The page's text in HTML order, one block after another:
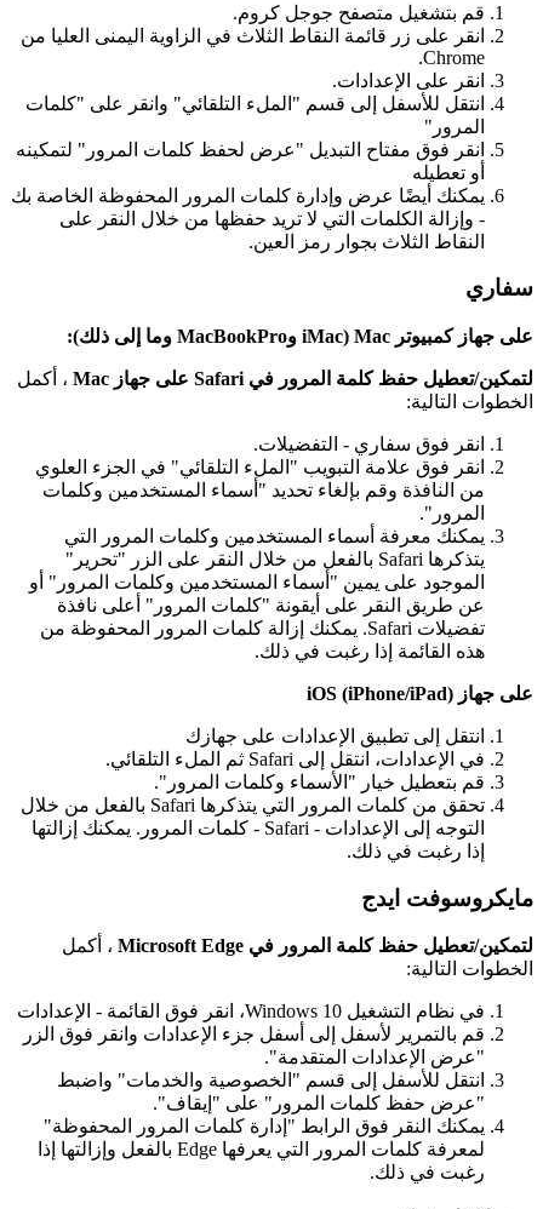
قم بتشغيل متصفح جوجل كر وم.
نقر على ز ر قائمة لنقاط لثلث في لز وية ليمنى لعليا من
Chrome
.
نقر على لعد د ت.
نتقل للسفل لى قسم " لملء لتلقائي" و نقر على "كلمات
لمر ور "
نقر فوق مفتاح لتبديل "عر ض لحفظ كلمات لمر ور " لتمكينه
و تعطيله
يمكنك يضا عر ض و د ر ة كلمات لمر ور لمحفوظة لخاصة بك
- و ز لة لكلمات لتي ل تر يد حفظها من خلل لنقر على
لنقاط لثلث بجو ر ر مز لعين.
سفار ي
على جهاز كمبيوتر Mac
(
iMac وMacBookPro وما لى ذلك)
:
لتمكين/تعطيل حفظ كلمة لمر ور في Safari على جهاز Mac ، كمل
لخطو ت لتالية:
نقر فوق سفار ي - لتفضيلت.
نقر فوق علمة لتبويب " لملء لتلقائي" في لجز ء لعلوي
من لنافذة وقم بإلغاء تحديد " سماء لمستخدمين وكلمات
لمر ور "
.
يمكنك معر فة سماء لمستخدمين وكلمات لمر ور لتي
يتذكر ها Safari بالفعل من خلل لنقر على لز ر "تحر ير "
لموجود على يمين " سماء لمستخدمين وكلمات لمر ور " و
عن طر يق لنقر على يقونة "كلمات لمر ور " على نافذة
تفضيلت Safari
. يمكنك ز لة كلمات لمر ور لمحفوظة من
هذه لقائمة ذ ر غبت في ذلك.
على جهاز iOS (iPhone/iPad)
نتقل لى تطبيق لعد د ت على جهاز ك
في لعد د ت، نتقل لى Safari ثم لملء لتلقائي.
قم بتعطيل خيار " لسماء وكلمات لمر ور "
.
تحقق من كلمات لمر ور لتي يتذكر ها Safari بالفعل من خلل
لتوجه لى لعد د ت -
Safari
- كلمات لمر ور . يمكنك ز لتها
ذ ر غبت في ذلك.
مايكر وسوفت يدج
لتمكين/تعطيل حفظ كلمة لمر ور في Microsoft Edge ، كمل
لخطو ت لتالية:
في نظام لتشغيل Windows 10 ، نقر فوق لقائمة - لعد د ت
قم بالتمر ير لسفل لى سفل جز ء لعد د ت و نقر فوق لز ر
"عر ض لعد د ت لمتقدمة"
.
نتقل للسفل لى قسم " لخصوصية و لخدمات" و ضبط
"عر ض حفظ كلمات لمر ور " على " يقاف"
.
يمكنك لنقر فوق لر بط " د ر ة كلمات لمر ور لمحفوظة"
لمعر فة كلمات لمر ور لتي يعر فها Edge بالفعل و ز لتها ذ
ر غبت في ذلك.